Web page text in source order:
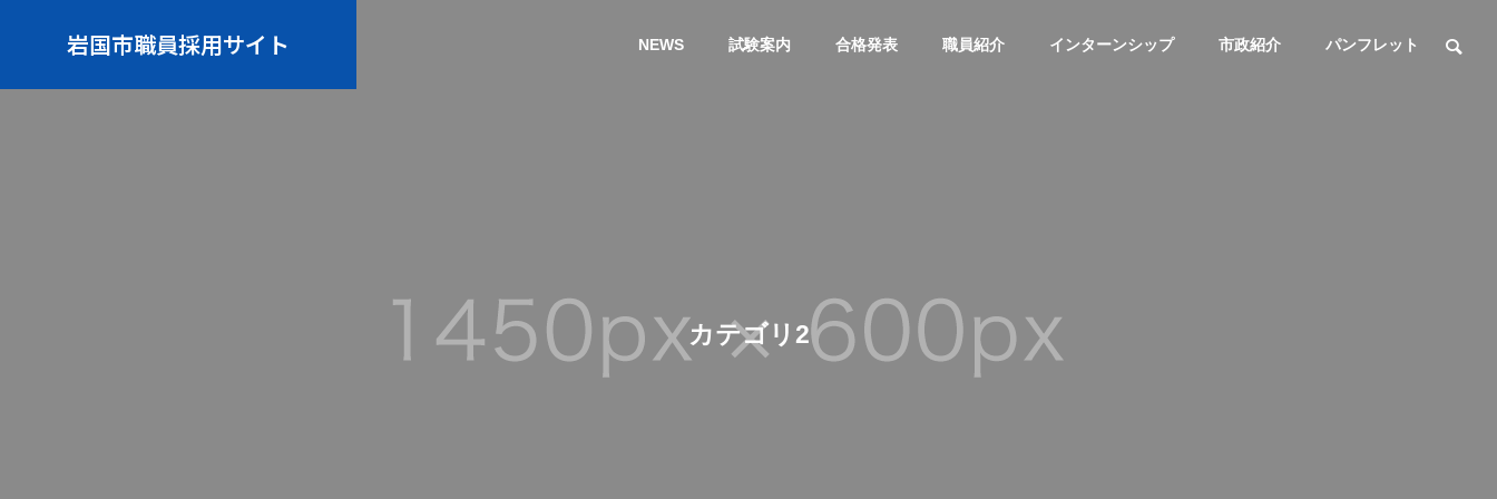
岩国市職員採用サイト NEWS 試験案内 合格発表 職員紹介 インターンシップ 市政紹介 パンフレット
カテゴリ2